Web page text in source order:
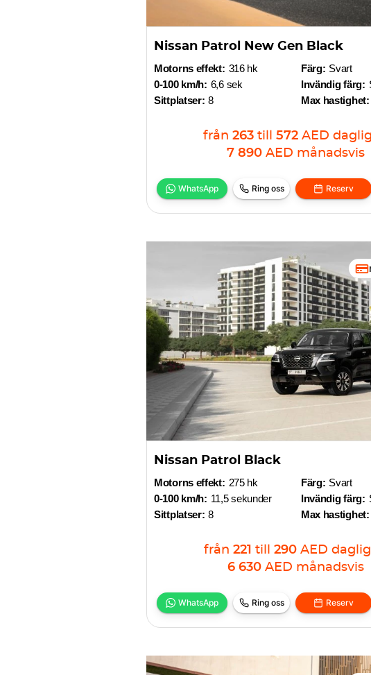
Nissan Patrol New Gen Black
Motorns effekt: 316 hk
0-100 km/h: 6,6 sek
Sittplatser: 8
Färg: Svart
Invändig färg:
Max hastighet:
från 263 till 572 AED
7 890 AED månadsvis
WhatsApp Ring oss Reserv
Nissan Patrol Black
Motorns effekt: 275 hk
0-100 km/h: 11,5 sekunder
Sittplatser: 8
Färg: Svart
Invändig färg:
Max hastighet:
från 221 till 290 AED
6 630 AED månadsvis
WhatsApp Ring oss Reserv